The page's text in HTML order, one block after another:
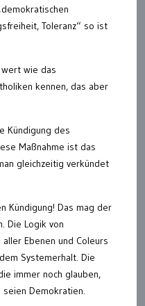
Toleranz“ so ist
wie das
kennen, das aber
Kündigung des
Maßnahme ist das
gleichzeitig verkündet
Kündigung! Das mag der
Die Logik von
Ebenen und Coleurs
Systemerhalt. Die
immer noch glauben,
Demokratien.